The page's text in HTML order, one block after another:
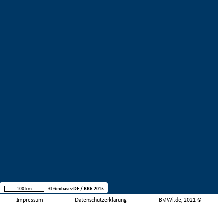
Impressum Datenschutzerklärung BMWi.de, 2021 ©
100 km © Geobasis-DE / BKG 2015